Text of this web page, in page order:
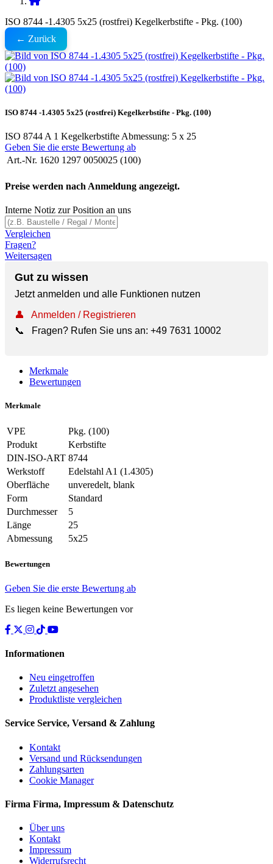
ISO 8744 -1.4305 5x25 (rostfrei) Kegelkerbstifte - Pkg. (100)
← Zurück
ISO 8744 -1.4305 5x25 (rostfrei) Kegelkerbstifte - Pkg. (100)
ISO 8744 A 1 Kegelkerbstifte Abmessung: 5 x 25
Geben Sie die erste Bewertung ab
Art.-Nr. 1620 1297 0050025 (100)
Preise werden nach Anmeldung angezeigt.
Interne Notiz zur Position an uns
Vergleichen
Fragen?
Weitersagen
Gut zu wissen
Jetzt anmelden und alle Funktionen nutzen
👤
Anmelden / Registrieren
📞
Fragen? Rufen Sie uns an: +49 7631 10002
Merkmale
Bewertungen
Merkmale
VPE
Pkg. (100)
Produkt
Kerbstifte
DIN-ISO-ART 8744
Werkstoff
Edelstahl A1 (1.4305)
Oberfläche
unveredelt, blank
Form
Standard
Durchmesser
5
Länge
25
Abmessung
5x25
Bewertungen
Geben Sie die erste Bewertung ab
Es liegen keine Bewertungen vor
Informationen
Neu eingetroffen
Zuletzt angesehen
Produktliste vergleichen
Service Service, Versand & Zahlung
Kontakt
Versand und Rücksendungen
Zahlungsarten
Cookie Manager
Firma Firma, Impressum & Datenschutz
Über uns
Kontakt
Impressum
Widerrufsrecht